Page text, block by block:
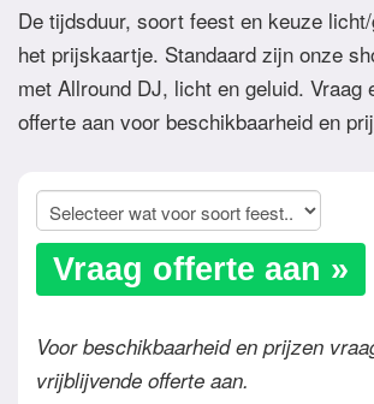
De tijdsduur, soort feest en keuze
het prijskaartje. Standaard zijn onze
met Allround DJ, licht en geluid. Vraag
offerte aan voor beschikbaarheid en
Vraag offerte aan »
Voor beschikbaarheid en prijzen
vrijblijvende offerte aan.